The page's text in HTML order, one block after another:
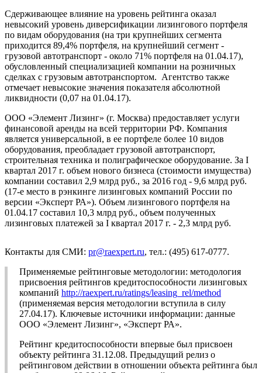
Сдерживающее влияние на уровень рейтинга оказал
невысокий уровень диверсификации лизингового портфеля
по видам оборудования (на три крупнейших сегмента
приходится 89,4% портфеля, на крупнейший сегмент -
грузовой автотранспорт - около 71% портфеля на 01.04.17),
обусловленный специализацией компании на розничных
сделках с грузовым автотранспортом. Агентство также
отмечает невысокие значения показателя абсолютной
ликвидности (0,07 на 01.04.17).
ООО «Элемент Лизинг» (г. Москва) предоставляет услуги
финансовой аренды на всей территории РФ. Компания
является универсальной, в ее портфеле более 10 видов
оборудования, преобладает грузовой автотранспорт,
строительная техника и полиграфическое оборудование. За I
квартал 2017 г. объем нового бизнеса (стоимости имущества)
компании составил 2,9 млрд руб., за 2016 год - 9,6 млрд руб.
(17-е место в рэнкинге лизинговых компаний России по
версии «Эксперт РА»). Объем лизингового портфеля на
01.04.17 составил 10,3 млрд руб., объем полученных
лизинговых платежей за I квартал 2017 г. - 2,3 млрд руб.
Контакты для СМИ: pr@raexpert.ru, тел.: (495) 617-0777.
Применяемые рейтинговые методологии: методология
присвоения рейтингов кредитоспособности лизинговых
компаний http://raexpert.ru/ratings/leasing_rel/method
(применяемая версия методологии вступила в силу
27.04.17). Ключевые источники информации: данные
ООО «Элемент Лизинг», «Эксперт РА».
Рейтинг кредитоспособности впервые был присвоен
объекту рейтинга 31.12.08. Предыдущий релиз о
рейтинговом действии в отношении объекта рейтинга был